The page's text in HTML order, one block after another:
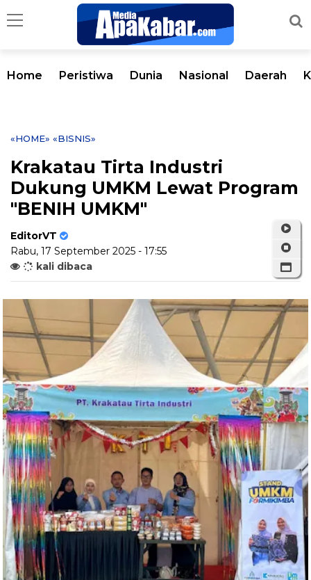
Home Peristiwa Dunia Nasional Daerah
«HOME» «BISNIS»
Krakatau Tirta Industri
Dukung UMKM Lewat Program
"BENIH UMKM"
EditorVT
Rabu, 17 September 2025 - 17:55
kali dibaca